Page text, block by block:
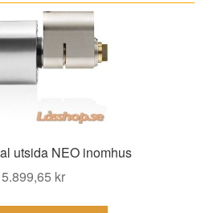
utsida NEO inomhus
5.899,65 kr